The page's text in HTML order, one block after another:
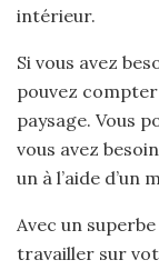
intérieur.
Si vous avez
pouvez
paysage. Vous
vous avez
un à l’aide d’un
Avec un
travailler sur